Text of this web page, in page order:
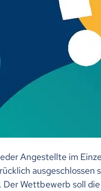
Angestellte im
ausgeschlossen
Wettbewerb soll